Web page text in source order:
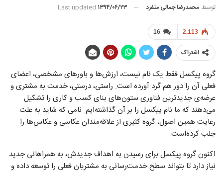
توسط محمدرضا جمالی منفرد Last updated ۱۳۹۴/۰۶/۲۳
16 2,113
اشتراک
گروه پیکسل فقط یک نام نیست، ارزش‌ها و باورهای مشخصی، اعضای
فعلی آن را دور هم گرد آورده است. راستی، درستی، خدمت به مشتری و
عرضه‌ی جدیدترین فناوری ستون‌های بنای کسب و کاری را تشکیل
می‌دهند که ما نام پیکسل را بر آن گذاشته‌ایم. نامی که شاید به علت
رعایت همین اصول، گروه کثیری از علاقه‌مندان عکاسی و عکاس‌ها را
جلب کرده‌است.
اکنون گروه پیکسل برای رسیدن به اهداف جدیدش، به همراهانی جدید
نیاز دارد تا بتواند سطح خدمت‌رسانی به مشتریان فعلی را توسعه داده و